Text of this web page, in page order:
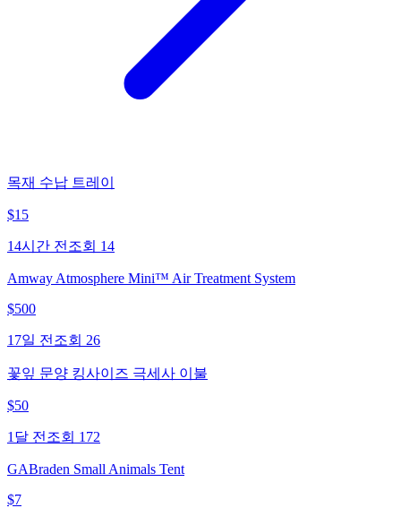
목재 수납 트레이
$15
14시간 전 조회 14
Amway Atmosphere Mini™ Air Treatment System
$500
17일 전 조회 26
꽃잎 문양 킹사이즈 극세사 이불
$50
1달 전 조회 172
GABraden Small Animals Tent
$7